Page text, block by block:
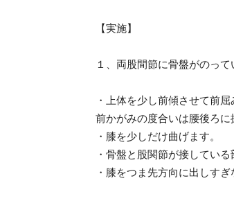
【実施】
１、両股間節に骨盤がのっ
・上体を少し前傾させて前
前かがみの度合いは腰後ろ
・膝を少しだけ曲げます。
・骨盤と股関節が接してい
・膝をつま先方向に出しす